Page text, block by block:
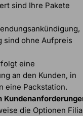
sind Ihre Pakete
sind ohne Aufpreis
eine
an den Kunden, in
eine Packstation.
die Optionen